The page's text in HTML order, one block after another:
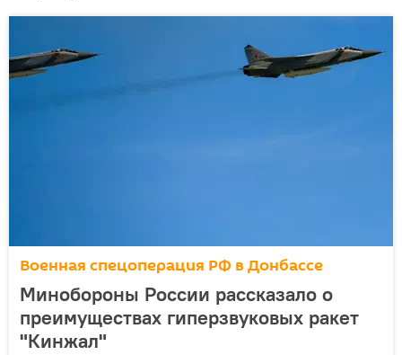
Военная спецоперация РФ в Донбассе
Минобороны России рассказало о
преимуществах гиперзвуковых ракет
"Кинжал"